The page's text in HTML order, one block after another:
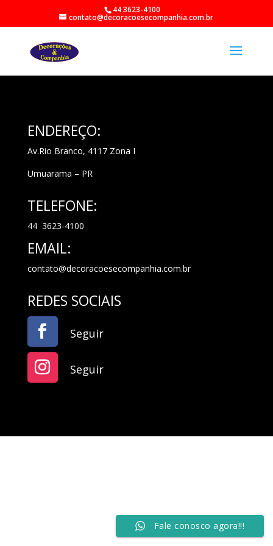
44 3623-4100
contato@decoracoesecompanhia.com.br
ENDEREÇO:
Av.Rio Branco, 4117 Zona I
Umuarama – PR
TELEFONE:
44 3623-4100
EMAIL:
contato@decoracoesecompanhia.com.br
REDES SOCIAIS
Seguir
Seguir
Fale conosco agora!!!